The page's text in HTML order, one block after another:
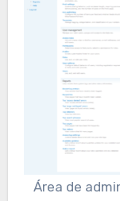
Área de